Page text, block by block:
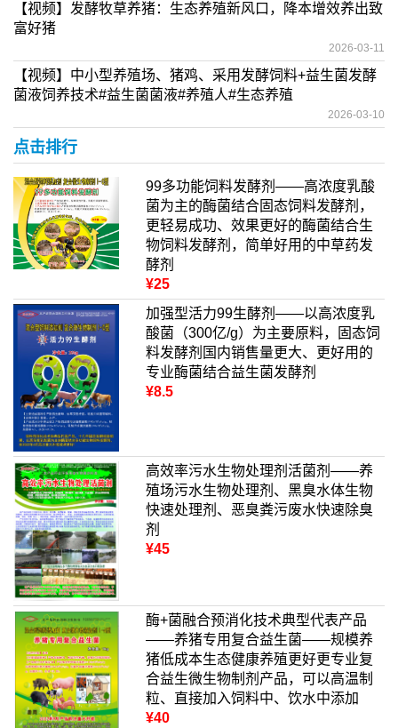
【视频】发酵牧草养猪：生态养殖新风口，降本增效养出致
富好猪
2026-03-11
【视频】中小型养殖场、猪鸡、采用发酵饲料+益生菌发酵
菌液饲养技术#益生菌菌液#养殖人#生态养殖
2026-03-10
点击排行
99多功能饲料发酵剂——高浓度乳酸
菌为主的酶菌结合固态饲料发酵剂，
更轻易成功、效果更好的酶菌结合生
物饲料发酵剂，简单好用的中草药发
酵剂
¥25
加强型活力99生酵剂——以高浓度乳
酸菌（300亿/g）为主要原料，固态饲
料发酵剂国内销售量更大、更好用的
专业酶菌结合益生菌发酵剂
¥8.5
高效率污水生物处理剂活菌剂——养
殖场污水生物处理剂、黑臭水体生物
快速处理剂、恶臭粪污废水快速除臭
剂
¥45
酶+菌融合预消化技术典型代表产品
——养猪专用复合益生菌——规模养
猪低成本生态健康养殖更好更专业复
合益生微生物制剂产品，可以高温制
粒、直接加入饲料中、饮水中添加
¥40